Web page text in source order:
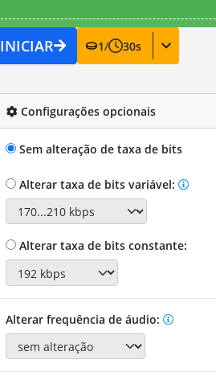
INICIAR 1/ 30s
Configurações opcionais
Sem alteração de taxa de bits
Alterar taxa de bits variável:
Alterar taxa de bits constante:
Alterar frequência de áudio: